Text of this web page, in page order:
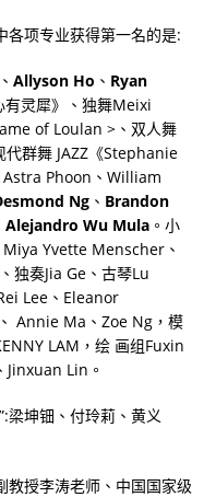
各项专业获得第一名的是:
、 Allyson Ho 、 Ryan
有灵犀》、独舞Meixi
of Loulan > 、双人舞
代群舞 JAZZ 《Stephanie
Astra Phoon 、 William
Ng 、 Brandon
Alejandro Wu Mula 。小
Miya Yvette Menscher 、
独奏Jia Ge 、古琴Lu
Lee 、 Eleanor
、 Annie Ma 、 Zoe Ng ，模
LAM ，绘 画组Fuxin
Jinxuan Lin 。
:梁坤钿、付玲莉、黄义
教授李涛老师、中国国家级